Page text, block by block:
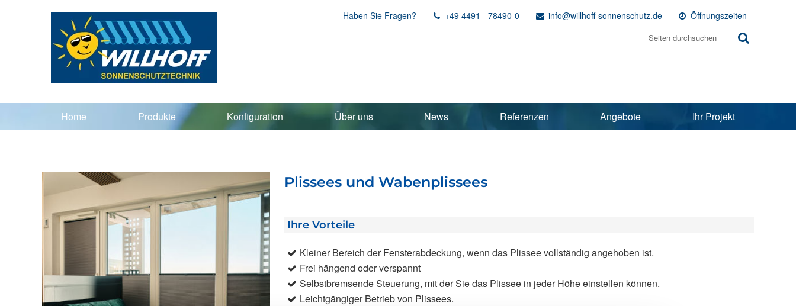
Haben Sie Fragen? +49 4491 - 78490-0 info@willhoff-sonnenschutz.de Öffnungszeiten
Home Produkte Konfiguration Über uns News Referenzen Angebote Ihr Projekt
Plissees und Wabenplissees
Ihre Vorteile
Kleiner Bereich der Fensterabdeckung, wenn das Plissee vollständig angehoben ist.
Frei hängend oder verspannt
Selbstbremsende Steuerung, mit der Sie das Plissee in jeder Höhe einstellen können.
Leichtgängiger Betrieb von Plissees.